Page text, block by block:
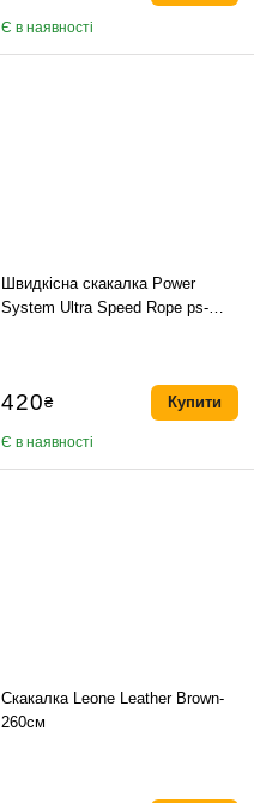
Є в наявності
Швидкісна скакалка Power
System Ultra Speed Rope ps-
420₴
Є в наявності
Купити
Скакалка Leone Leather Brown-
260см